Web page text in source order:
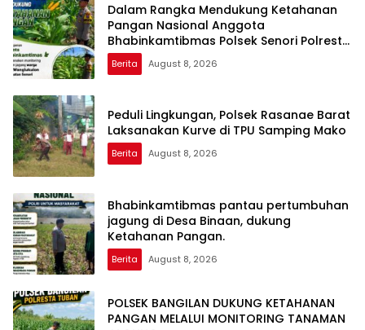
Dalam Rangka Mendukung Ketahanan
Pangan Nasional Anggota
Bhabinkamtibmas Polsek Senori Polresta
Tuban Monitoring Kondisi Tanaman
Jagung di Desa Wanglukulon
Berita August 8, 2026
Peduli Lingkungan, Polsek Rasanae Barat
Laksanakan Kurve di TPU Samping Mako
Berita August 8, 2026
Bhabinkamtibmas pantau pertumbuhan
jagung di Desa Binaan, dukung
Ketahanan Pangan.
Berita August 8, 2026
POLSEK BANGILAN DUKUNG KETAHANAN
PANGAN MELALUI MONITORING TANAMAN